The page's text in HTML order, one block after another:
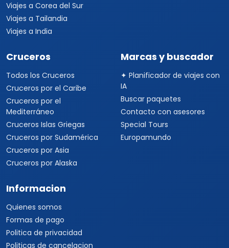
Viajes a Corea del Sur
Viajes a Tailandia
Viajes a India
Cruceros
Todos los Cruceros
Cruceros por el Caribe
Cruceros por el
Mediterráneo
Cruceros Islas Griegas
Cruceros por Sudamérica
Cruceros por Asia
Cruceros por Alaska
Marcas y buscador
✦ Planificador de viajes con
IA
Buscar paquetes
Contacto con asesores
Special Tours
Europamundo
Informacion
Quienes somos
Formas de pago
Politica de privacidad
Politicas de cancelacion